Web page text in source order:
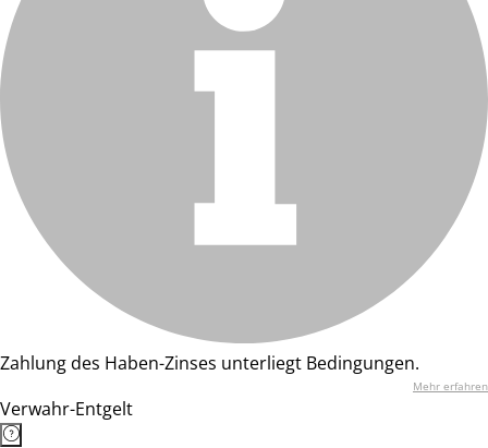
Zahlung des Haben-Zinses unterliegt Bedingungen.
Mehr erfahren
Verwahr-Entgelt